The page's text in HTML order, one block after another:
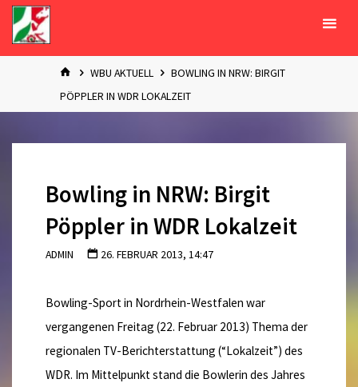
Zum
Inhalt
springen
STARTWBU AKTUELL
BOWLING IN NRW: BIRGIT
PÖPPLER IN WDR LOKALZEIT
Bowling in NRW: Birgit
Pöppler in WDR Lokalzeit
ADMIN 26. FEBRUAR 2013, 14:47
Bowling-Sport in Nordrhein-Westfalen war
vergangenen Freitag (22. Februar 2013) Thema der
regionalen TV-Berichterstattung (“Lokalzeit”) des
WDR. Im Mittelpunkt stand die Bowlerin des Jahres